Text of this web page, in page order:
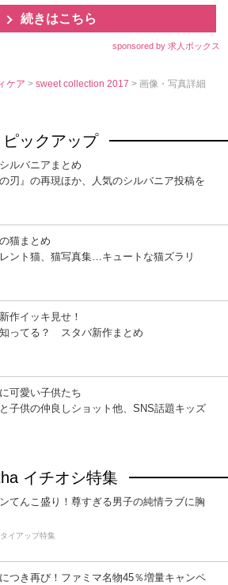
続きはこちら
sponsored by 求人ボックス
ケア>sweet collection 2017> 画像・写真詳細
ピックアップ
ルバニアまとめ
の刃』の再現ほか、人気のシルバニア投稿を
猫まとめ
ント猫、猫写真集…キュートな猫ズラリ
作イッキ見せ！
ってる？ スタバ新作まとめ
可愛い子供たち
子供の仲良しショット他、SNS話題キッズ
イチオシ特集
てんこ盛り！尊すぎる男子の純情ラブに胸
イアップ特集
つき再び！ファミマ名物45％増量キャンペ